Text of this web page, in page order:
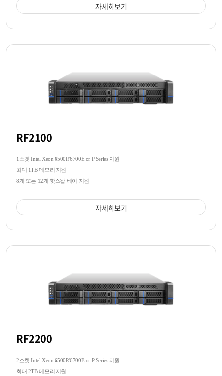
자세히보기
RF2100
1소켓 Intel Xeon 6500P/6700E or P Series 지원
최대 1TB 메모리 지원
8개 또는 12개 핫스왑 베이 지원
자세히보기
RF2200
2소켓 Intel Xeon 6500P/6700E or P Series 지원
최대 2TB 메모리 지원